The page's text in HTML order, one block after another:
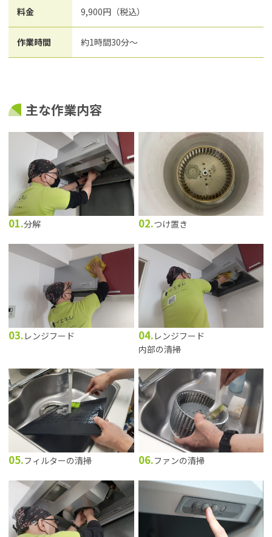
料金 9,900円（税込）
作業時間 約1時間30分～
主な作業内容
01.分解 02.つけ置き
03. レンジフード 04. レンジフード
内部の清掃
05.フィルターの清掃 06.ファンの清掃